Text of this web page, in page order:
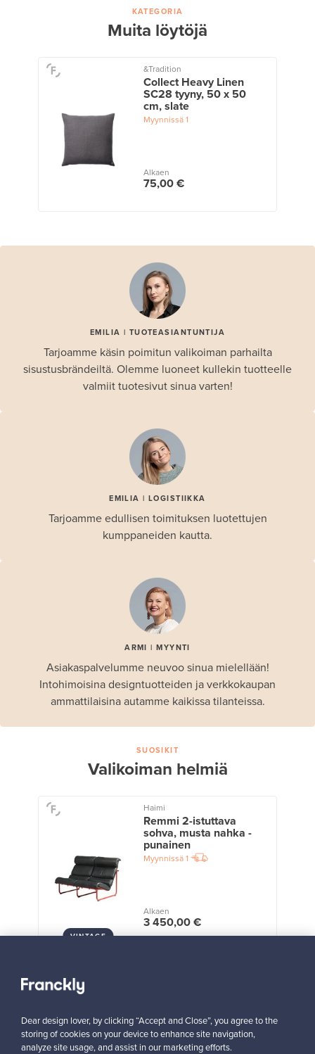
KATEGORIA
Muita löytöjä
&Tradition
Collect Heavy Linen
SC28 tyyny, 50 x 50
cm, slate
Myynnissä1
Alkaen
75,00 €
EMILIA | TUOTEASIANTUNTIJA
Tarjoamme käsin poimitun valikoiman parhailta
sisustusbrändeiltä. Olemme luoneet kullekin tuotteelle
valmiit tuotesivut sinua varten!
EMILIA | LOGISTIIKKA
Tarjoamme edullisen toimituksen luotettujen
kumppaneiden kautta.
ARMI | MYYNTI
Asiakaspalvelumme neuvoo sinua mielellään!
Intohimoisina designtuotteiden ja verkkokaupan
ammattilaisina autamme kaikissa tilanteissa.
SUOSIKIT
Valikoiman helmiä
VINTAGE
Haimi
Remmi 2-istuttava
sohva, musta nahka -
punainen
Myynnissä1
Alkaen
3 450,00 €
Dear design lover, by clicking “Accept and Close”, you agree to the
storing of cookies on your device to enhance site navigation,
analyze site usage, and assist in our marketing efforts.